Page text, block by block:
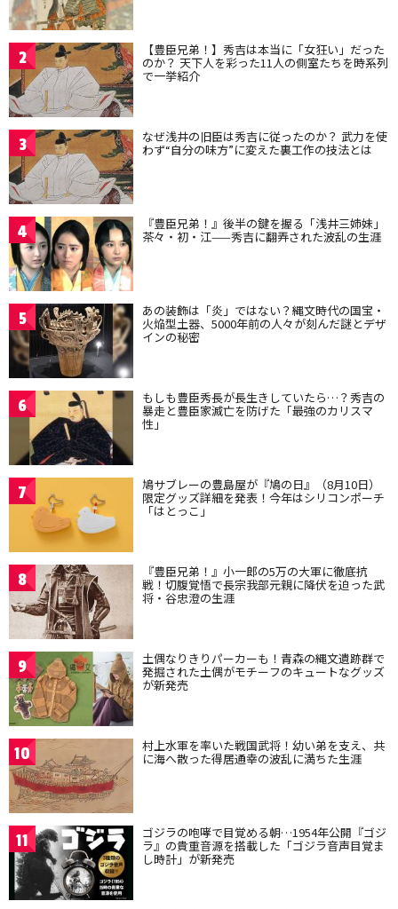
2 【豊臣兄弟！】秀吉は本当に「女狂い」だった
のか？ 天下人を彩った11人の側室たちを時系列
で一挙紹介
3 なぜ浅井の旧臣は秀吉に従ったのか？ 武力を使
わず“自分の味方”に変えた裏工作の技法とは
4 『豊臣兄弟！』後半の鍵を握る「浅井三姉妹」
茶々・初・江——秀吉に翻弄された波乱の生涯
5 あの装飾は「炎」ではない？縄文時代の国宝・
火焔型土器、5000年前の人々が刻んだ謎とデザ
インの秘密
6 もしも豊臣秀長が長生きしていたら…？秀吉の
暴走と豊臣家滅亡を防げた「最強のカリスマ
性」
7 鳩サブレーの豊島屋が『鳩の日』（8月10日）
限定グッズ詳細を発表！今年はシリコンポーチ
「はとっこ」
8 『豊臣兄弟！』小一郎の5万の大軍に徹底抗
戦！切腹覚悟で長宗我部元親に降伏を迫った武
将・谷忠澄の生涯
9 土偶なりきりパーカーも！青森の縄文遺跡群で
発掘された土偶がモチーフのキュートなグッズ
が新発売
10 村上水軍を率いた戦国武将！幼い弟を支え、共
に海へ散った得居通幸の波乱に満ちた生涯
11 ゴジラの咆哮で目覚める朝…1954年公開『ゴジ
ラ』の貴重音源を搭載した「ゴジラ音声目覚ま
し時計」が新発売